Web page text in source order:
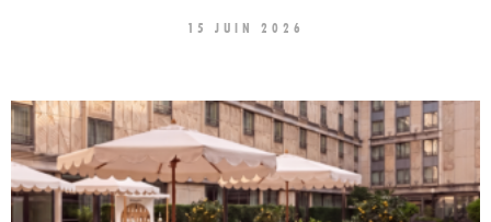
15 JUIN 2026